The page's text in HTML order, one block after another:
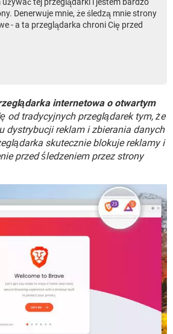
Denerwuje mnie, że śledzą mnie strony
- a ta przeglądarka chroni Cię przed
internetowa o otwartym
od tradycyjnych przeglądarek tym, że
dystrybucji reklam i zbierania danych
skutecznie blokuje reklamy i
przed śledzeniem przez strony